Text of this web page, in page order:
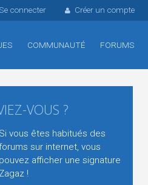
connecter Créer un compte
COMMUNAUTÉ FORUMS
VOUS ?
Si vous êtes habitués des
sur internet, vous
pouvez afficher une signature
Zagaz !